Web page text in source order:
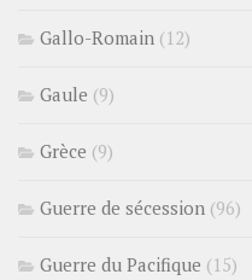
Gallo-Romain (12)
Gaule (9)
Grèce (9)
Guerre de sécession (96)
Guerre du Pacifique (15)